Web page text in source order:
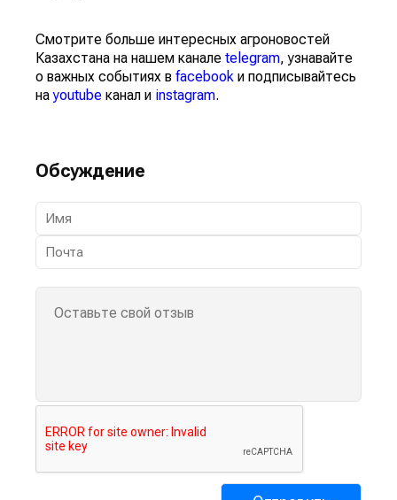
Смотрите больше интересных агроновостей
Казахстана на нашем канале telegram, узнавайте
о важных событиях в facebook и подписывайтесь
наyoutube канал и instagram.
Обсуждение